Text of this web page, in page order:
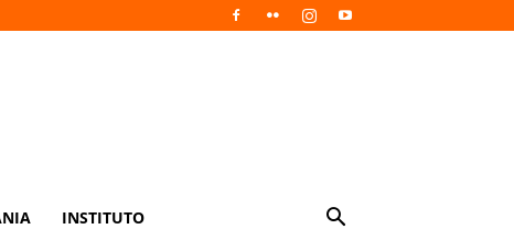
INSTITUTO